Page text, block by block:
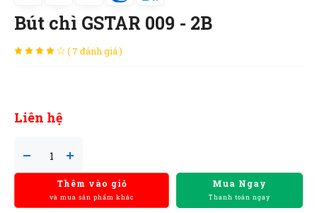
Bút chì GSTAR 009 - 2B
( 7 đánh giá )
Liên hệ
Thêm vào giỏ
và mua sản phẩm khác
Mua Ngay
Thanh toán ngay